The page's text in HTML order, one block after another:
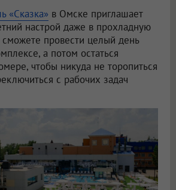
«Сказка» в Омске приглашает
настрой даже в прохладную
сможете провести целый день
а потом остаться
чтобы никуда не торопиться
с рабочих задач